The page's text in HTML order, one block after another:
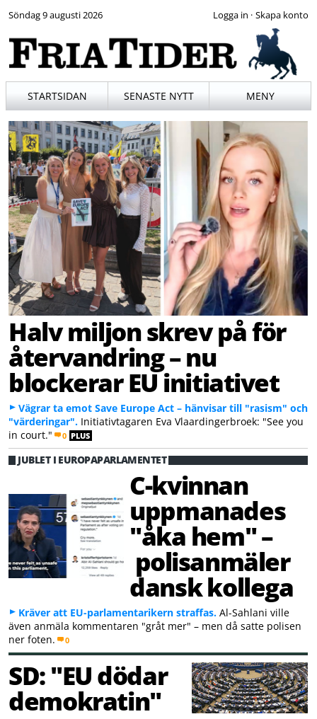
Söndag 9 augusti 2026 ·
STARTSIDAN SENASTE NYTT MENY
Halv miljon skrev på för
återvandring – nu
blockerar EU initiativet
Vägrar ta emot Save Europe Act – hänvisar till "rasism" och
"värderingar". Initiativtagaren Eva Vlaardingerbroek: "See you
in court."
0 PLUS
JUBLET I EUROPAPARLAMENTET
C-kvinnan
uppmanades
"åka hem" –
polisanmäler
dansk kollega
Kräver att EU-parlamentarikern straffas. Al-Sahlani ville
även anmäla kommentaren "gråt mer" – men då satte polisen
ner foten.
0
SD: "EU dödar
demokratin"